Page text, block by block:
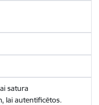
satura
lai autentificētos.